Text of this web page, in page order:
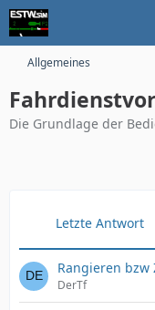
Allgemeines
Die Grundlage der
Letzte Antwort
Rangieren bzw
DerTf